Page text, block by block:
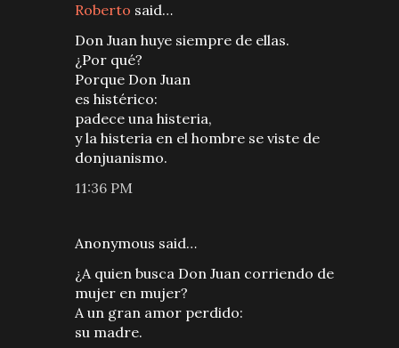
Roberto said…
Don Juan huye siempre de ellas.
¿Por qué?
Porque Don Juan
es histérico:
padece una histeria,
y la histeria en el hombre se viste de
donjuanismo.
11:36 PM
Anonymous said…
¿A quien busca Don Juan corriendo de
mujer en mujer?
A un gran amor perdido:
su madre.